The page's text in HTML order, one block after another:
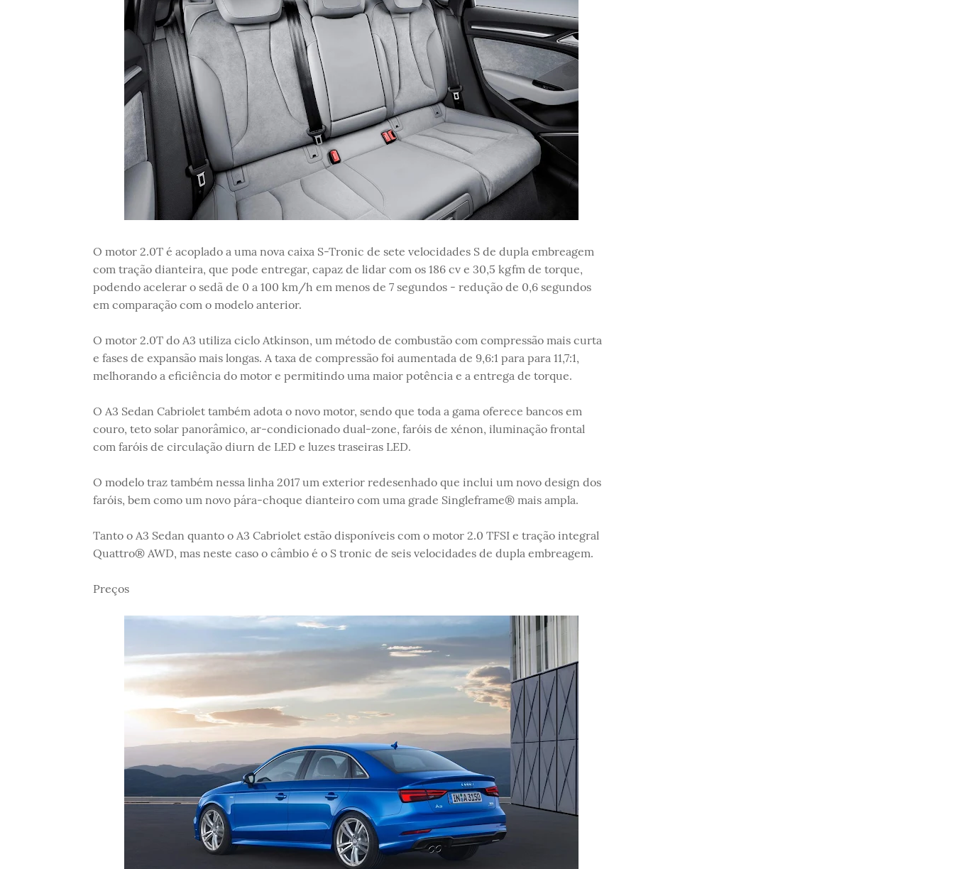
O motor 2.0T é acoplado a uma nova caixa S-Tronic de sete velocidades S de dupla embreagem
com tração dianteira, que pode entregar, capaz de lidar com os 186 cv e 30,5 kgfm de torque,
podendo acelerar o sedã de 0 a 100 km/h em menos de 7 segundos - redução de 0,6 segundos
em comparação com o modelo anterior.
O motor 2.0T do A3 utiliza ciclo Atkinson, um método de combustão com compressão mais curta
e fases de expansão mais longas. A taxa de compressão foi aumentada de 9,6:1 para para 11,7:1,
melhorando a eficiência do motor e permitindo uma maior potência e a entrega de torque.
O A3 Sedan Cabriolet também adota o novo motor, sendo que toda a gama oferece bancos em
couro, teto solar panorâmico, ar-condicionado dual-zone, faróis de xénon, iluminação frontal
com faróis de circulação diurn de LED e luzes traseiras LED.
O modelo traz também nessa linha 2017 um exterior redesenhado que inclui um novo design dos
faróis, bem como um novo pára-choque dianteiro com uma grade Singleframe® mais ampla.
Tanto o A3 Sedan quanto o A3 Cabriolet estão disponíveis com o motor 2.0 TFSI e tração integral
Quattro® AWD, mas neste caso o câmbio é o S tronic de seis velocidades de dupla embreagem.
Preços